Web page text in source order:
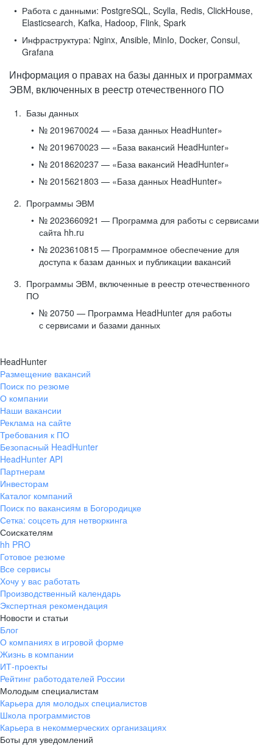
Работа с данными: PostgreSQL, Scylla, Redis, ClickHouse,
Elasticsearch, Kafka, Hadoop, Flink, Spark
Инфраструктура: Nginx, Ansible, MinIo, Docker, Consul,
Grafana
Информация о правах на базы данных и программах
ЭВМ, включенных в реестр отечественного ПО
Базы данных
№ 2019670024 — «База данных HeadHunter»
№ 2019670023 — «База вакансий HeadHunter»
№ 2018620237 — «База вакансий HeadHunter»
№ 2015621803 — «База данных HeadHunter»
Программы ЭВМ
№ 2023660921 — Программа для работы с сервисами
сайта hh.ru
№ 2023610815 — Программное обеспечение для
доступа к базам данных и публикации вакансий
Программы ЭВМ, включенные в реестр отечественного
ПО
№ 20750 — Программа HeadHunter для работы
с сервисами и базами данных
HeadHunter
Размещение вакансий
Поиск по резюме
О компании
Наши вакансии
Реклама на сайте
Требования к ПО
Безопасный HeadHunter
HeadHunter API
Партнерам
Инвесторам
Каталог компаний
Поиск по вакансиям в Богородицке
Сетка: соцсеть для нетворкинга
Соискателям
hh PRO
Готовое резюме
Все сервисы
Хочу у вас работать
Производственный календарь
Экспертная рекомендация
Новости и статьи
Блог
О компаниях в игровой форме
Жизнь в компании
ИТ-проекты
Рейтинг работодателей России
Молодым специалистам
Карьера для молодых специалистов
Школа программистов
Карьера в некоммерческих организациях
Боты для уведомлений